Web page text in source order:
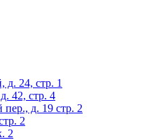
д. 24, стр. 1
42, стр. 4
д. 19 стр. 2
2
2